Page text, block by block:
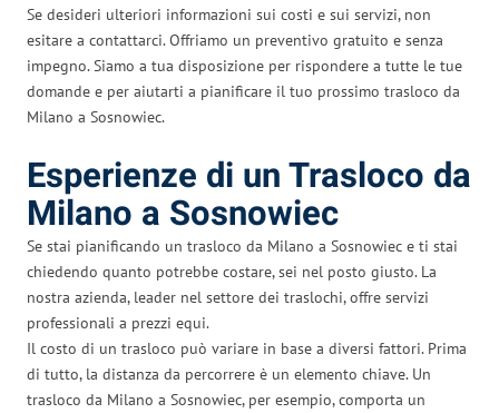
Se desideri ulteriori informazioni sui costi e sui servizi, non
esitare a contattarci. Offriamo un preventivo gratuito e senza
impegno. Siamo a tua disposizione per rispondere a tutte le tue
domande e per aiutarti a pianificare il tuo prossimo trasloco da
Milano a Sosnowiec.
Esperienze di un Trasloco da
Milano a Sosnowiec
Se stai pianificando un trasloco da Milano a Sosnowiec e ti stai
chiedendo quanto potrebbe costare, sei nel posto giusto. La
nostra azienda, leader nel settore dei traslochi, offre servizi
professionali a prezzi equi.
Il costo di un trasloco può variare in base a diversi fattori. Prima
di tutto, la distanza da percorrere è un elemento chiave. Un
trasloco da Milano a Sosnowiec, per esempio, comporta un